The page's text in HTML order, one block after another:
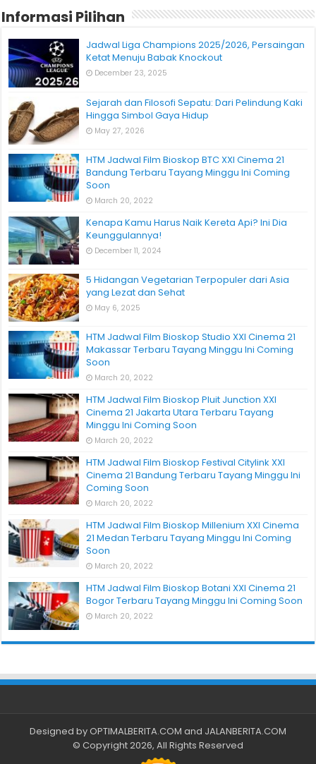
Informasi Pilihan
Jadwal Liga Champions 2025/2026, Persaingan
Ketat Menuju Babak Knockout
December 23, 2025
Sejarah dan Filosofi Sepatu: Dari Pelindung Kaki
Hingga Simbol Gaya Hidup
May 27, 2026
HTM Jadwal Film Bioskop BTC XXI Cinema 21
Bandung Terbaru Tayang Minggu Ini Coming
Soon
March 20, 2022
Kenapa Kamu Harus Naik Kereta Api? Ini Dia
Keunggulannya!
December 11, 2024
5 Hidangan Vegetarian Terpopuler dari Asia
yang Lezat dan Sehat
May 6, 2025
HTM Jadwal Film Bioskop Studio XXI Cinema 21
Makassar Terbaru Tayang Minggu Ini Coming
Soon
March 20, 2022
HTM Jadwal Film Bioskop Pluit Junction XXI
Cinema 21 Jakarta Utara Terbaru Tayang
Minggu Ini Coming Soon
March 20, 2022
HTM Jadwal Film Bioskop Festival Citylink XXI
Cinema 21 Bandung Terbaru Tayang Minggu Ini
Coming Soon
March 20, 2022
HTM Jadwal Film Bioskop Millenium XXI Cinema
21 Medan Terbaru Tayang Minggu Ini Coming
Soon
March 20, 2022
HTM Jadwal Film Bioskop Botani XXI Cinema 21
Bogor Terbaru Tayang Minggu Ini Coming Soon
March 20, 2022
Designed byOPTIMALBERITA.COM and JALANBERITA.COM
© Copyright 2026, All Rights Reserved